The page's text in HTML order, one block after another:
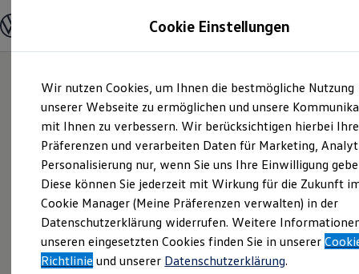
Hauptinhalt
springen
Footer
springen
Modelle und Konfigurator
Modelle vergleichen
Elektroautos
ENERGY Sondermodelle
Nutzfahrzeuge
SUV und CUV
Familienautos
Kombis
Kompaktwagen
Sportwagen
Schnell verfügbare Fahrzeuge
Angebote und Produkte
Aktuelle Angebote
E-Auto-Förderung
Volkswagen Marktplatz
Cookie Einstellungen
Wir nutzen Cookies, um Ihnen die bestmögliche Nutzung
unserer Webseite zu ermöglichen und unsere
mit Ihnen zu verbessern. Wir berücksichtigen hierbei Ihre
Präferenzen und verarbeiten Daten für Marketing,
Personalisierung nur, wenn Sie uns Ihre Einwilligung
Diese können Sie jederzeit mit Wirkung für die Zukunft
Cookie Manager (Meine Präferenzen verwalten) in der
Datenschutzerklärung widerrufen. Weitere
unseren eingesetzten Cookies finden Sie in unserer
Richtlinie und unserer Datenschutzerklärung.